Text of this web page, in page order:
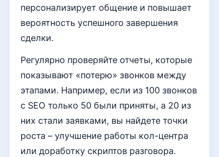
персонализирует общение и повышает
вероятность успешного завершения
сделки.
Регулярно проверяйте отчеты, которые
показывают «потерю» звонков между
этапами. Например, если из 100 звонков
с SEO только 50 были приняты, а 20 из
них стали заявками, вы найдете точки
роста – улучшение работы кол-центра
или доработку скриптов разговора.